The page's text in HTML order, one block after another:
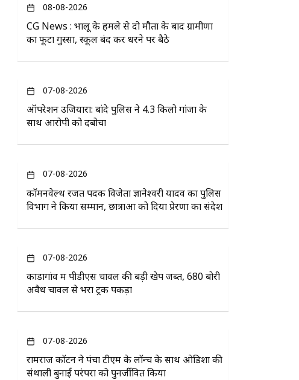
08-08-2026
CG News : भालू के हमले से दो मौतों के बाद ग्रामीणों
का फूटा गुस्सा, स्कूल बंद कर धरने पर बैठे
07-08-2026
ऑपरेशन उजियारा: बांदे पुलिस ने 4.3 किलो गांजा के
साथ आरोपी को दबोचा
07-08-2026
कॉमनवेल्थ रजत पदक विजेता ज्ञानेश्वरी यादव का पुलिस
विभाग ने किया सम्मान, छात्राओं को दिया प्रेरणा का संदेश
07-08-2026
कोंडागांव में पीडीएस चावल की बड़ी खेप जब्त, 680 बोरी
अवैध चावल से भरा ट्रक पकड़ा
07-08-2026
रामराज कॉटन ने पंचा टीएम के लॉन्च के साथ ओडिशा की
संथाली बुनाई परंपरा को पुनर्जीवित किया